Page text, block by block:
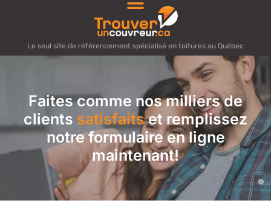
Le seul site de référencement spécialisé en toitures au Québec
Faites comme nos milliers de
clients satisfaitset remplissez
notre formulaire en ligne
maintenant!